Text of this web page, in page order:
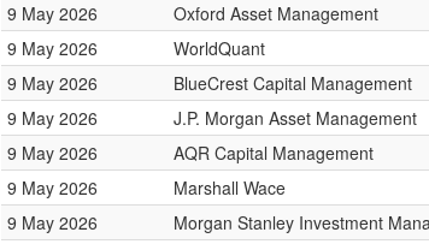
9 May 2026
Oxford Asset Management
9 May 2026
WorldQuant
9 May 2026
BlueCrest Capital Management
9 May 2026
J.P. Morgan Asset Management
9 May 2026
AQR Capital Management
9 May 2026
Marshall Wace
9 May 2026
Morgan Stanley Investment